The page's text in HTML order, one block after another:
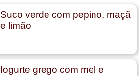
Suco verde com pepino, maçã
e limão
Iogurte grego com mel e